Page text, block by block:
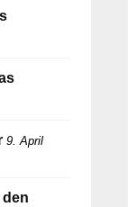
9. April
den